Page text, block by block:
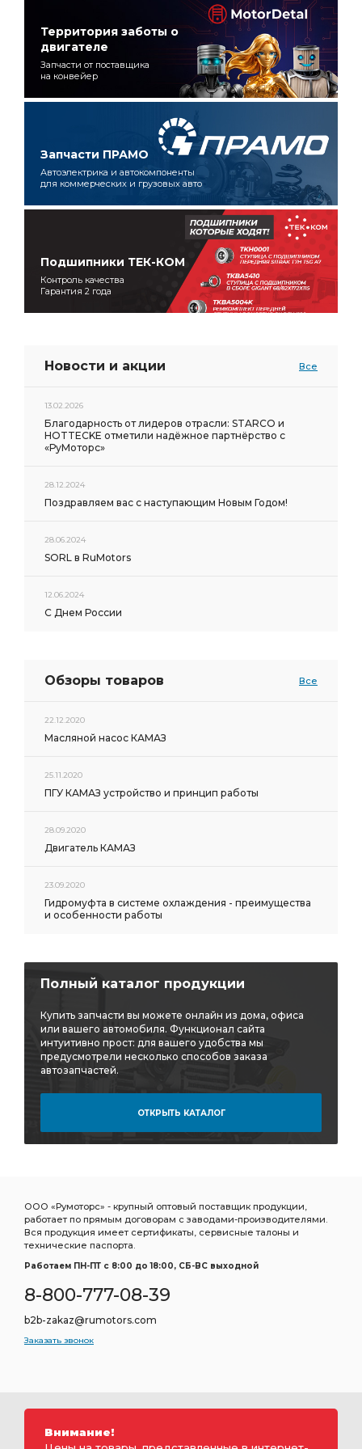
Территория заботы о
двигателе
Запчасти от поставщика
на конвейер
Запчасти ПРАМО
Автоэлектрика и автокомпоненты
для коммерческих и грузовых авто
Подшипники ТЕК-КОМ
Контроль качества
Гарантия 2 года
Новости и акции Все
13.02.2026
Благодарность от лидеров отрасли: STARCO и
HOTTECKE отметили надёжное партнёрство с
«РуМоторс»
28.12.2024
Поздравляем вас с наступающим Новым Годом!
28.06.2024
SORL в RuMotors
12.06.2024
С Днем России
Обзоры товаров Все
22.12.2020
Масляной насос КАМАЗ
25.11.2020
ПГУ КАМАЗ устройство и принцип работы
28.09.2020
Двигатель КАМАЗ
23.09.2020
Гидромуфта в системе охлаждения - преимущества
и особенности работы
Полный каталог продукции
Купить запчасти вы можете онлайн из дома, офиса
или вашего автомобиля. Функционал сайта
интуитивно прост: для вашего удобства мы
предусмотрели несколько способов заказа
автозапчастей.
ОТКРЫТЬ КАТАЛОГ
ООО «Румоторс» - крупный оптовый поставщик продукции,
работает по прямым договорам с заводами-производителями.
Вся продукция имеет сертификаты, сервисные талоны и
технические паспорта.
Работаем ПН-ПТ c 8:00 до 18:00, СБ-ВС выходной
8-800-777-08-39
b2b-zakaz@rumotors.com
Заказать звонок
Внимание!